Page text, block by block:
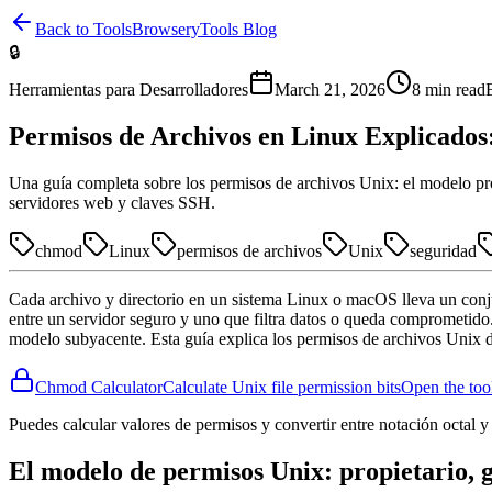
Back to ToolsBrowseryTools Blog
🔒
Herramientas para Desarrolladores
March 21, 2026 8 min read
Permisos de Archivos en Linux
Una guía completa sobre los permisos de archivos Unix: el modelo
servidores web y claves SSH.
chmod Linux permisos de archivos Unix seguridad
Cada archivo y directorio en un sistema Linux o macOS lleva un
entre un servidor seguro y uno que filtra datos o queda
modelo subyacente. Esta guía explica los permisos de archivos Unix
Chmod CalculatorCalculate Unix file permission bitsOpen the
Puedes calcular valores de permisos y convertir entre notación octal
El modelo de permisos Unix: propietario,